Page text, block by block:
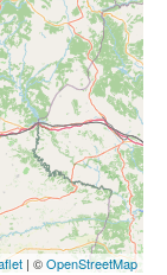
| ©OpenStreetMap